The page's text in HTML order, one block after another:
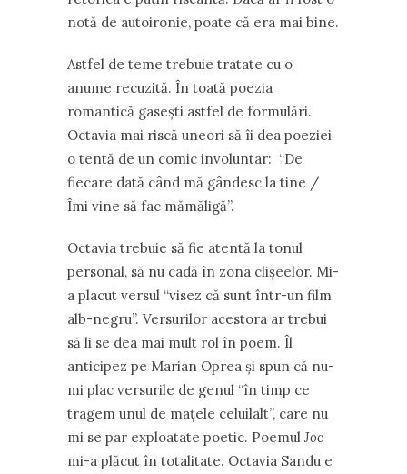
notă de autoironie, poate că era mai bine.
Astfel de teme trebuie tratate cu o
anume recuzită. În toată poezia
romantică gasești astfel de formulări.
Octavia mai riscă uneori să îi dea poeziei
o tentă de un comic involuntar: “De
fiecare dată când mă gândesc la tine /
Îmi vine să fac mămăligă”.
Octavia trebuie să fie atentă la tonul
personal, să nu cadă în zona clișeelor. Mi-
a placut versul “visez că sunt într-un film
alb-negru”. Versurilor acestora ar trebui
să li se dea mai mult rol în poem. Îl
anticipez pe Marian Oprea și spun că nu-
mi plac versurile de genul “în timp ce
tragem unul de mațele celuilalt”, care nu
mi se par exploatate poetic. Poemul Joc
mi-a plăcut în totalitate. Octavia Sandu e